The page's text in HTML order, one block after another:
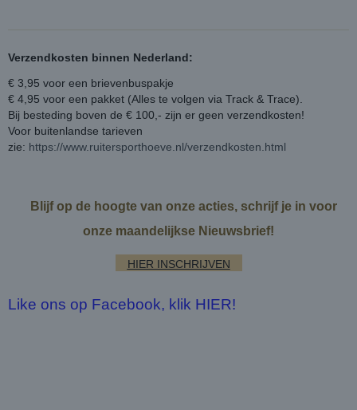
Verzendkosten binnen Nederland:
€ 3,95 voor een brievenbuspakje
€ 4,95 voor een pakket (Alles te volgen via Track & Trace).
Bij besteding boven de € 100,- zijn er geen verzendkosten!
Voor buitenlandse tarieven
zie: https://www.ruitersporthoeve.nl/verzendkosten.html
Blijf op de hoogte van onze acties, schrijf je in voor
onze maandelijkse Nieuwsbrief!
HIER INSCHRIJVEN
Like ons op Facebook, klik HIER!